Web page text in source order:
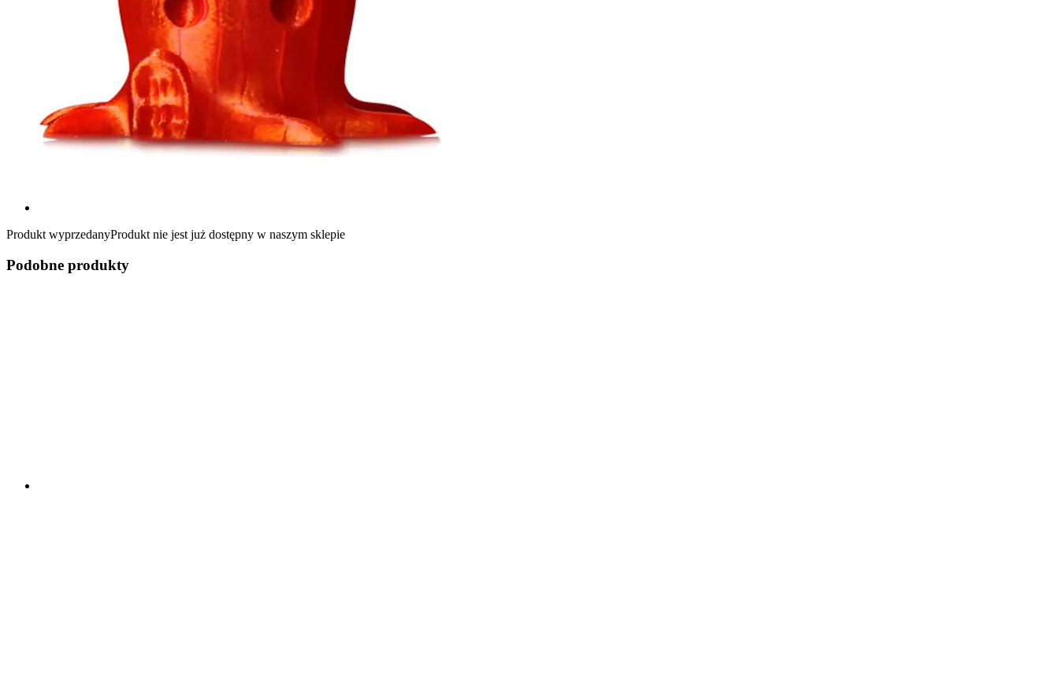
Produkt wyprzedanyProdukt nie jest już dostępny w naszym sklepie
Podobne produkty